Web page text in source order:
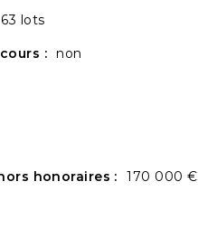
63 lots
: non
honoraires : 170 000 €